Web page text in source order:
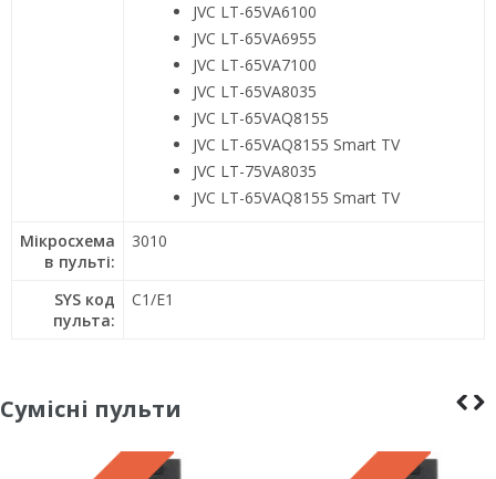
JVC LT-65VA6100
JVC LT-65VA6955
JVC LT-65VA7100
JVC LT-65VA8035
JVC LT-65VAQ8155
JVC LT-65VAQ8155 Smart TV
JVC LT-75VA8035
JVC LT-65VAQ8155 Smart TV
Мікросхема
в пульті:
3010
SYS код
пульта:
C1/E1
Сумісні пульти